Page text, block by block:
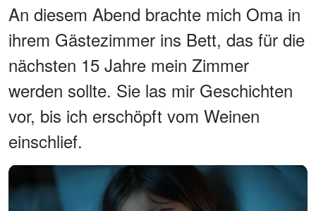
An diesem Abend brachte mich Oma in
ihrem Gästezimmer ins Bett, das für die
nächsten 15 Jahre mein Zimmer
werden sollte. Sie las mir Geschichten
vor, bis ich erschöpft vom Weinen
einschlief.